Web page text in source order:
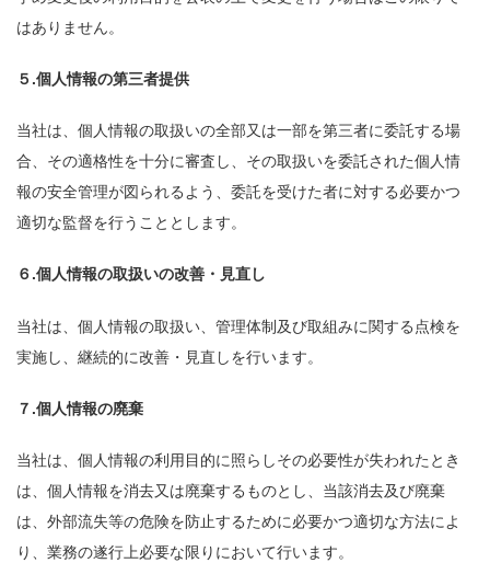
はありません。
５.個人情報の第三者提供
当社は、個人情報の取扱いの全部又は一部を第三者に委託する場
合、その適格性を十分に審査し、その取扱いを委託された個人情
報の安全管理が図られるよう、委託を受けた者に対する必要かつ
適切な監督を行うこととします。
６.個人情報の取扱いの改善・見直し
当社は、個人情報の取扱い、管理体制及び取組みに関する点検を
実施し、継続的に改善・見直しを行います。
７.個人情報の廃棄
当社は、個人情報の利用目的に照らしその必要性が失われたとき
は、個人情報を消去又は廃棄するものとし、当該消去及び廃棄
は、外部流失等の危険を防止するために必要かつ適切な方法によ
り、業務の遂行上必要な限りにおいて行います。